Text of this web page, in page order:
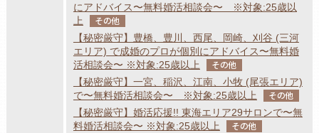
にアドバイス〜無料婚活相談会〜 ※対象:25歳以
上
その他
【秘密厳守】豊橋、豊川、西尾、岡崎、刈谷 (三河
エリア) で成婚のプロが個別にアドバイス〜無料婚
活相談会〜 ※対象:25歳以上
その他
【秘密厳守】一宮、稲沢、江南、小牧 (尾張エリア)
で〜無料婚活相談会〜 ※対象:25歳以上
その他
【秘密厳守】婚活応援!! 東海エリア29サロンで〜無
料婚活相談会〜 ※対象:25歳以上
その他